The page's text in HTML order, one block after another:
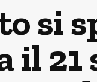
si
21